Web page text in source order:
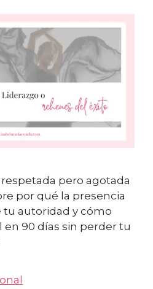
pero agotada
por qué la presencia
autoridad y cómo
90 días sin perder tu